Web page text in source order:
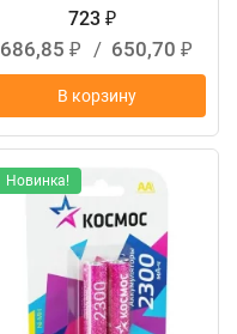
723 ₽
686,85 ₽ / 650,70 ₽
В корзину
Новинка!